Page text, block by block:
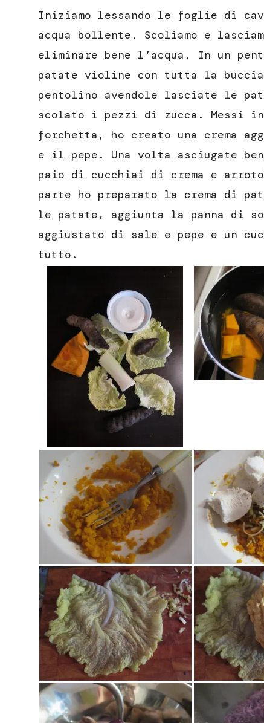
Iniziamo lessando le foglie di
acqua bollente. Scoliamo e
eliminare bene l’acqua. In un
patate violine con tutta la
pentolino avendole lasciate le
scolato i pezzi di zucca. Messi
forchetta, ho creato una crema
e il pepe. Una volta asciugate
paio di cucchiai di crema e
parte ho preparato la crema di
le patate, aggiunta la panna di
aggiustato di sale e pepe e un
tutto.